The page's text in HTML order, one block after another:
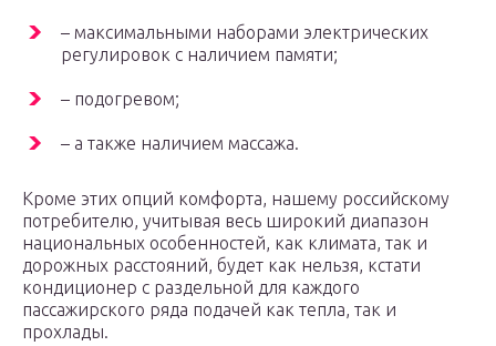
– максимальными наборами электрических
регулировок с наличием памяти;
– подогревом;
– а также наличием массажа.
Кроме этих опций комфорта, нашему российскому
потребителю, учитывая весь широкий диапазон
национальных особенностей, как климата, так и
дорожных расстояний, будет как нельзя, кстати
кондиционер с раздельной для каждого
пассажирского ряда подачей как тепла, так и
прохлады.